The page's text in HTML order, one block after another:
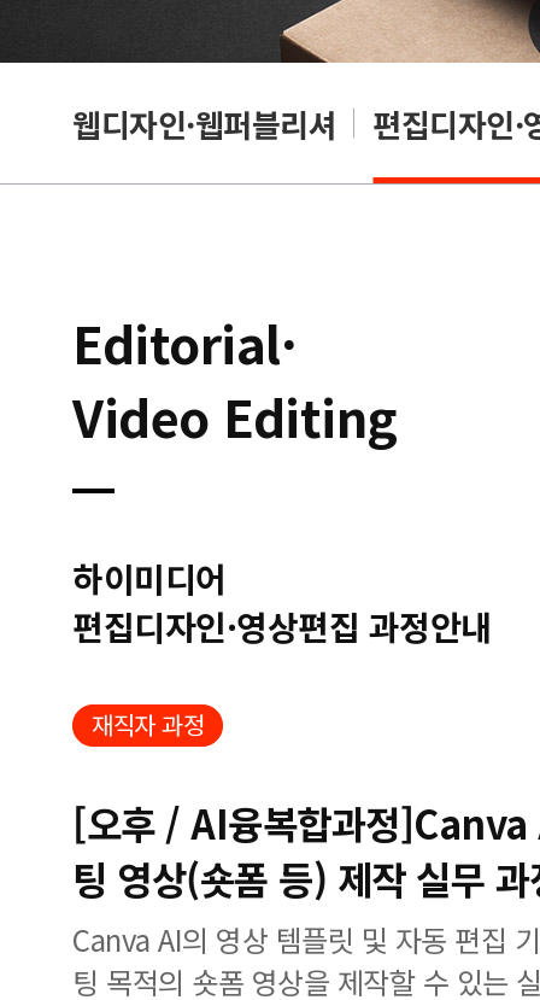
웹디자인·웹퍼블리셔 편집디자인·
Editorial·
Video Editing
하이미디어
편집디자인·영상편집 과정안내
재직자 과정
[오후 / AI융복합과정]Canva
팅 영상(숏폼 등) 제작 실무 과
Canva AI의 영상 템플릿 및 자동 편집
팅 목적의 숏폼 영상을 제작할 수 있는